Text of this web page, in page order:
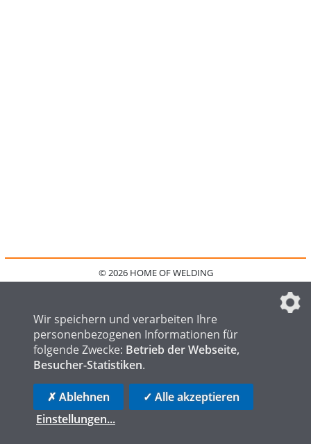
© 2026 HOME OF WELDING
IMPRESSUM
FAQ
DATENSCHUTZEINSTELLUNGEN
HOME OF LOGISTICS
Wir speichern und verarbeiten Ihre
personenbezogenen Informationen für
folgende Zwecke: Betrieb der Webseite,
Besucher-Statistiken.
✗ Ablehnen
✓ Alle akzeptieren
Einstellungen...